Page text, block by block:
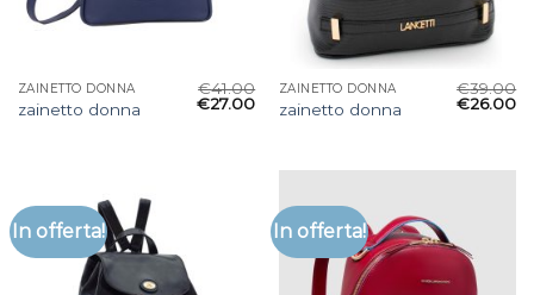
ZAINETTO DONNA
zainetto donna
€41.00
€27.00
ZAINETTO DONNA
zainetto donna
€39.00
€26.00
In offerta! In offerta!